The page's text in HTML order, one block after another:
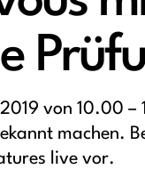
von 10.00
machen.
live vor.